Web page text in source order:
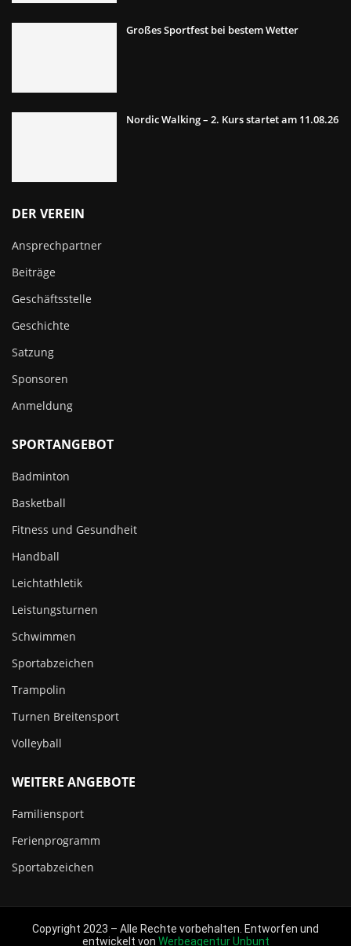
Großes Sportfest bei bestem Wetter
Nordic Walking – 2. Kurs startet am 11.08.26
DER VEREIN
Ansprechpartner
Beiträge
Geschäftsstelle
Geschichte
Satzung
Sponsoren
Anmeldung
SPORTANGEBOT
Badminton
Basketball
Fitness und Gesundheit
Handball
Leichtathletik
Leistungsturnen
Schwimmen
Sportabzeichen
Trampolin
Turnen Breitensport
Volleyball
WEITERE ANGEBOTE
Familiensport
Ferienprogramm
Sportabzeichen
Copyright 2023 – Alle Rechte vorbehalten. Entworfen und
entwickelt von Werbeagentur Unbunt